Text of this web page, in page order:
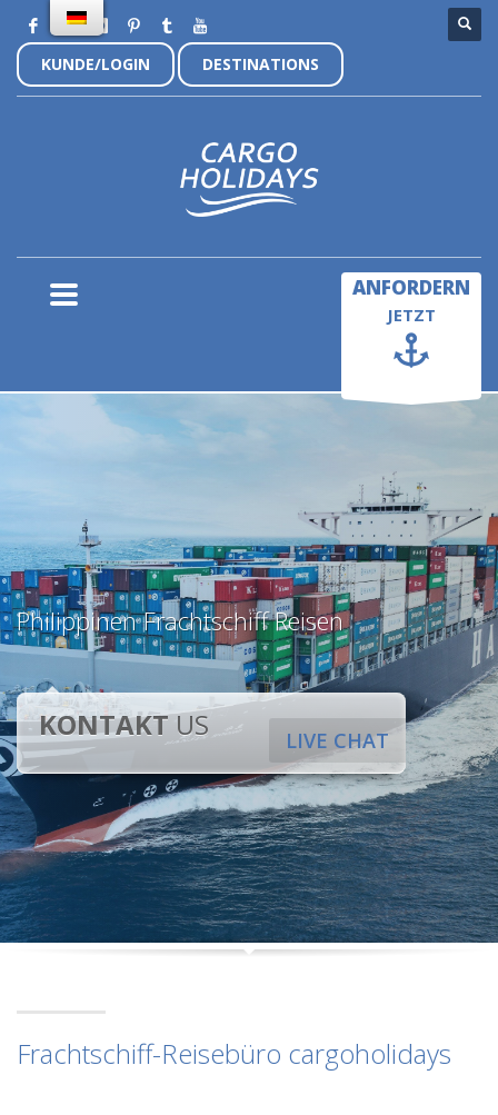
KUNDE/LOGIN DESTINATIONS
ANFORDERN
JETZT
Philippinen Frachtschiff Reisen
LIVE CHAT
KONTAKTUS
Frachtschiff-Reisebüro cargoholidays